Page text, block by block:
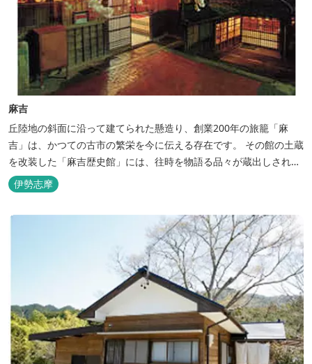
麻吉
丘陸地の斜面に沿って建てられた懸造り、創業200年の旅籠「麻
吉」は、かつての古市の繁栄を今に伝える存在です。 その館の土蔵
を改装した「麻吉歴史館」には、往時を物語る品々が蔵出しされ、
お伊勢参り華やかなりし頃へとお誘い致します。
伊勢志摩